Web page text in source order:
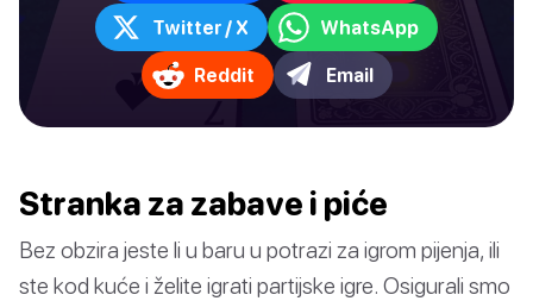
Twitter / X WhatsApp
Reddit Email
Stranka za zabave i piće
Bez obzira jeste li u baru u potrazi za igrom pijenja, ili
ste kod kuće i želite igrati partijske igre. Osigurali smo